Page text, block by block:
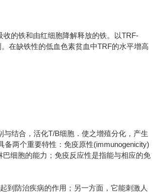
的铁和由红细胞降解释放的铁。以TRF-
在缺铁性的低血色素贫血中TRF的水平增高
结合，活化T/B细胞．使之增殖分化，产生
两个重要特性：免疫原性(immunogenicity)
细胞的能力；免疫反应性是指能与相应的免
到防治疾病的作用；另一方面，它能刺激人